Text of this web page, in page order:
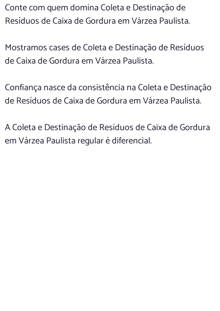
Conte com quem domina Coleta e Destinação de
Resíduos de Caixa de Gordura em Várzea Paulista.
Mostramos cases de Coleta e Destinação de Resíduos
de Caixa de Gordura em Várzea Paulista.
Confiança nasce da consistência na Coleta e Destinação
de Resíduos de Caixa de Gordura em Várzea Paulista.
A Coleta e Destinação de Resíduos de Caixa de Gordura
em Várzea Paulista regular é diferencial.